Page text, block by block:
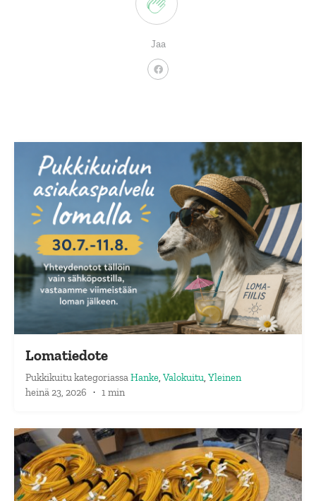
Jaa
Lomatiedote
Pukkikuitu kategoriassa Hanke Valokuitu Yleinen
heinä 23, 2026 · 1 min